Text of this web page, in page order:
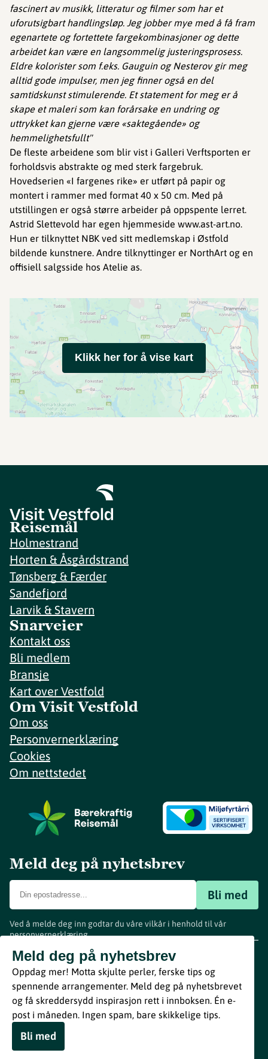
fascinert av musikk, litteratur og filmer som har et
uforutsigbart handlingsløp. Jeg jobber mye med å få fram
egenartete og fortettete fargekombinasjoner og dette
arbeidet kan være en langsommelig justeringsprosess.
Eldre kolorister som f.eks. Gauguin og Nesterov gir meg
alltid gode impulser, men jeg finner også en del
samtidskunst stimulerende. Et statement for meg er å
skape et maleri som kan forårsake en undring og
uttrykket kan gjerne være «saktegående» og
hemmelighetsfullt"
De fleste arbeidene som blir vist i Galleri Verftsporten er
forholdsvis abstrakte og med sterk fargebruk.
Hovedserien «I fargenes rike» er utført på papir og
montert i rammer med format 40 x 50 cm. Med på
utstillingen er også større arbeider på oppspente lerret.
Astrid Slettevold har egen hjemmeside www.ast-art.no.
Hun er tilknyttet NBK ved sitt medlemskap i Østfold
bildende kunstnere. Andre tilknyttinger er NorthArt og en
offisiell salgsside hos Atelie as.
Klikk her for å vise kart
Reisemål
Holmestrand
Horten & Åsgårdstrand
Tønsberg & Færder
Sandefjord
Larvik & Stavern
Snarveier
Kontakt oss
Bli medlem
Bransje
Kart over Vestfold
Om Visit Vestfold
Om oss
Personvernerklæring
Cookies
Om nettstedet
Meld deg på nyhetsbrev
Bli med
Ved å melde deg inn godtar du våre vilkår i henhold til vår
personvernerklæring.
Meld deg på nyhetsbrev
Oppdag mer! Motta skjulte perler, ferske tips og
spennende arrangementer. Meld deg på nyhetsbrevet
og få skreddersydd inspirasjon rett i innboksen. Én e-
post i måneden. Ingen spam, bare skikkelige tips.
Bli med
www.visitvestfold.com
Turistinformasjon
Vestfold Fylkeskommune
ByBreakfast